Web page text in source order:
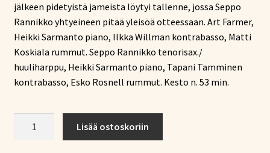
jälkeen pidetyistä jameista löytyi tallenne, jossa Seppo
Rannikko yhtyeineen pitää yleisöä otteessaan. Art Farmer,
Heikki Sarmanto piano, Ilkka Willman kontrabasso, Matti
Koskiala rummut. Seppo Rannikko tenorisax./
huuliharppu, Heikki Sarmanto piano, Tapani Tamminen
kontrabasso, Esko Rosnell rummut. Kesto n. 53 min.
Lisää ostoskoriin